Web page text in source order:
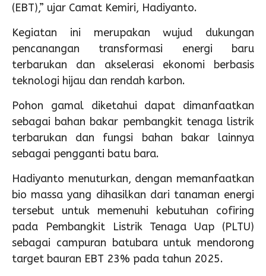
(EBT),” ujar Camat Kemiri, Hadiyanto.
Kegiatan ini merupakan wujud dukungan
pencanangan transformasi energi baru
terbarukan dan akselerasi ekonomi berbasis
teknologi hijau dan rendah karbon.
Pohon gamal diketahui dapat dimanfaatkan
sebagai bahan bakar pembangkit tenaga listrik
terbarukan dan fungsi bahan bakar lainnya
sebagai pengganti batu bara.
Hadiyanto menuturkan, dengan memanfaatkan
bio massa yang dihasilkan dari tanaman energi
tersebut untuk memenuhi kebutuhan cofiring
pada Pembangkit Listrik Tenaga Uap (PLTU)
sebagai campuran batubara untuk mendorong
target bauran EBT 23% pada tahun 2025.